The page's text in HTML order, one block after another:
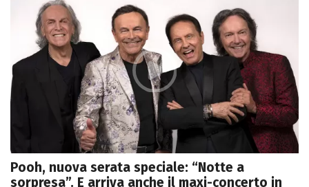
Pooh, nuova serata speciale: “Notte a
sorpresa”. E arriva anche il maxi-concerto in